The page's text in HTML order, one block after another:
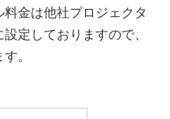
金は他社プロジェクタ
定しておりますので、
。